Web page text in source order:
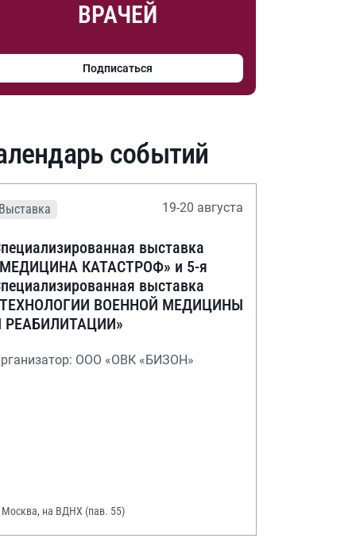
ВРАЧЕЙ
Подписаться
событий
19-20 августа
выставка
КАТАСТРОФ» и 5-я
выставка
ВОЕННОЙ МЕДИЦИНЫ
РЕАБИЛИТАЦИИ»
ООО «ОВК «БИЗОН»
Москва, на ВДНХ (пав. 55)